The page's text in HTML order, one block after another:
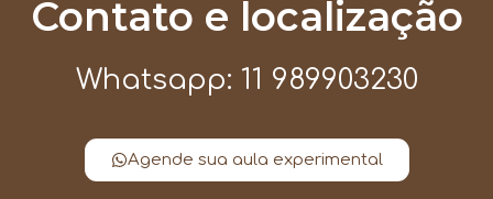
Contato e localização
Whatsapp: 11 989903230
Agende sua aula experimental